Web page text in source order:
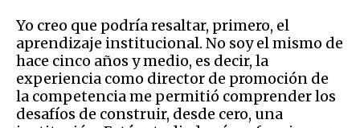
Yo creo que podría resaltar, primero, el
aprendizaje institucional. No soy el mismo de
hace cinco años y medio, es decir, la
experiencia como director de promoción de
la competencia me permitió comprender los
desafíos de construir, desde cero, una